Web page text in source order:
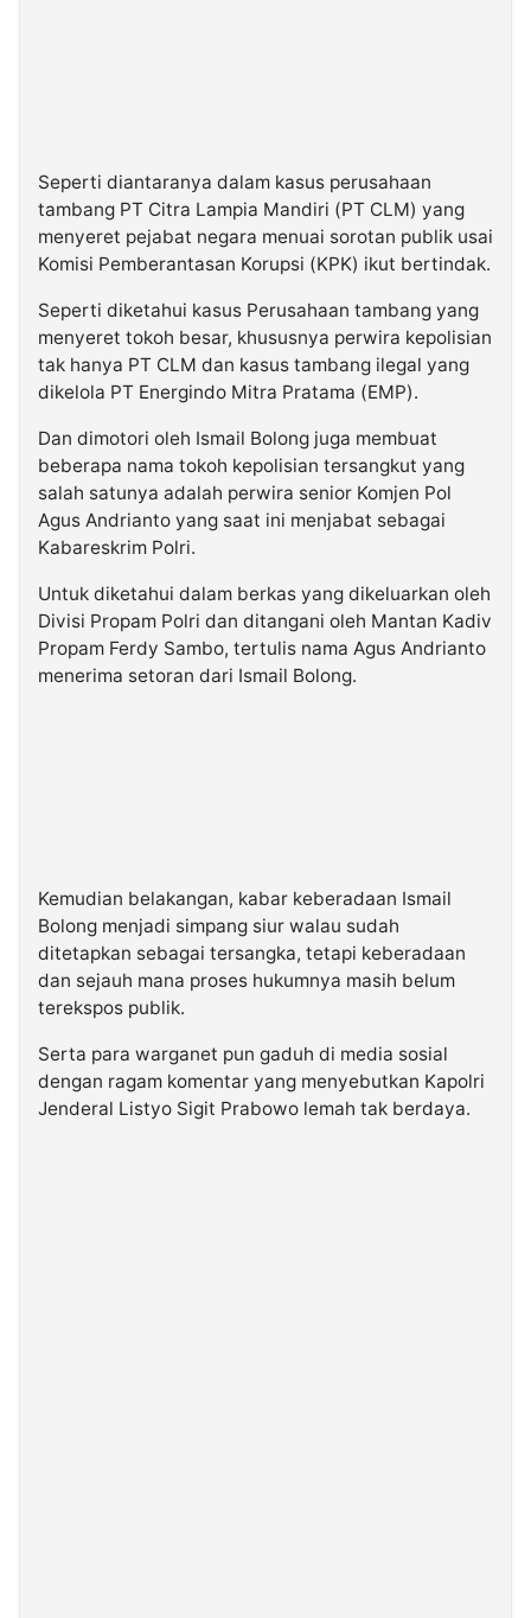
Seperti diantaranya dalam kasus perusahaan
tambang PT Citra Lampia Mandiri (PT CLM) yang
menyeret pejabat negara menuai sorotan publik usai
Komisi Pemberantasan Korupsi (KPK) ikut bertindak.
Seperti diketahui kasus Perusahaan tambang yang
menyeret tokoh besar, khususnya perwira kepolisian
tak hanya PT CLM dan kasus tambang ilegal yang
dikelola PT Energindo Mitra Pratama (EMP).
Dan dimotori oleh Ismail Bolong juga membuat
beberapa nama tokoh kepolisian tersangkut yang
salah satunya adalah perwira senior Komjen Pol
Agus Andrianto yang saat ini menjabat sebagai
Kabareskrim Polri.
Untuk diketahui dalam berkas yang dikeluarkan oleh
Divisi Propam Polri dan ditangani oleh Mantan Kadiv
Propam Ferdy Sambo, tertulis nama Agus Andrianto
menerima setoran dari Ismail Bolong.
Kemudian belakangan, kabar keberadaan Ismail
Bolong menjadi simpang siur walau sudah
ditetapkan sebagai tersangka, tetapi keberadaan
dan sejauh mana proses hukumnya masih belum
terekspos publik.
Serta para warganet pun gaduh di media sosial
dengan ragam komentar yang menyebutkan Kapolri
Jenderal Listyo Sigit Prabowo lemah tak berdaya.